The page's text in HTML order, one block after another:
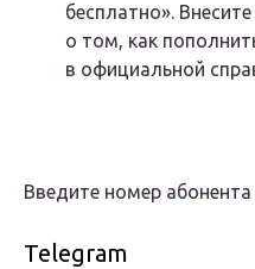
бесплатно».
о том, как
в официальной
Введите номер
Telegram